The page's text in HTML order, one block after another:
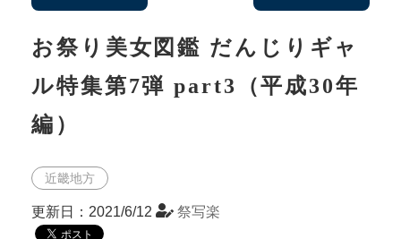
お祭り美女図鑑 だんじりギャ
ル特集第7弾 part3（平成30年
編）
近畿地方
更新日：2021/6/12 祭写楽